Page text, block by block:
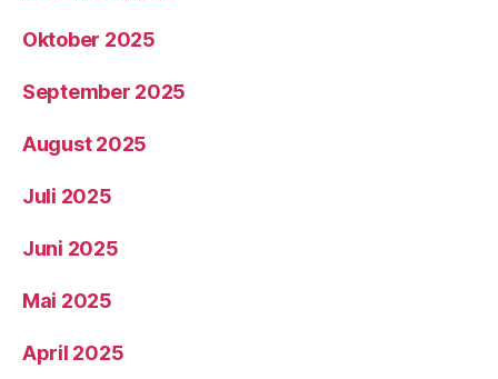
Oktober 2025
September 2025
August 2025
Juli 2025
Juni 2025
Mai 2025
April 2025